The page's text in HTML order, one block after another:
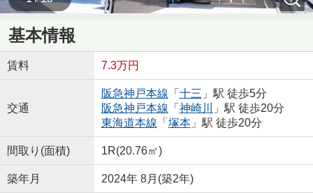
基本情報
賃料 7.3万円
交通
阪急神戸本線 「 十三 」駅 徒歩5分
阪急神戸本線 「 神崎川
」駅 徒歩20分
東海道本線 「 塚本」駅 徒歩20分
間取り(面積) 1R(20.76㎡)
築年月 2024年 8月(築2年)